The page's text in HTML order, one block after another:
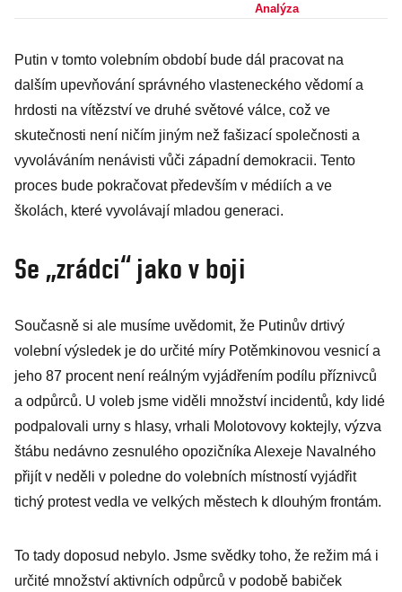
okupované
lidi volit Putina
i pomocí
výhružek a
samopalů
Analýza
Putin v tomto volebním období bude dál pracovat na
dalším upevňování správného vlasteneckého vědomí a
hrdosti na vítězství ve druhé světové válce, což ve
skutečnosti není ničím jiným než fašizací společnosti a
vyvoláváním nenávisti vůči západní demokracii. Tento
proces bude pokračovat především v médiích a ve
školách, které vyvolávají mladou generaci.
Se „zrádci“ jako v boji
Současně si ale musíme uvědomit, že Putinův drtivý
volební výsledek je do určité míry Potěmkinovou vesnicí a
jeho 87 procent není reálným vyjádřením podílu příznivců
a odpůrců. U voleb jsme viděli množství incidentů, kdy lidé
podpalovali urny s hlasy, vrhali Molotovovy koktejly, výzva
štábu nedávno zesnulého opozičníka Alexeje Navalného
přijít v neděli v poledne do volebních místností vyjádřit
tichý protest vedla ve velkých městech k dlouhým frontám.
To tady doposud nebylo. Jsme svědky toho, že režim má i
určité množství aktivních odpůrců v podobě babiček